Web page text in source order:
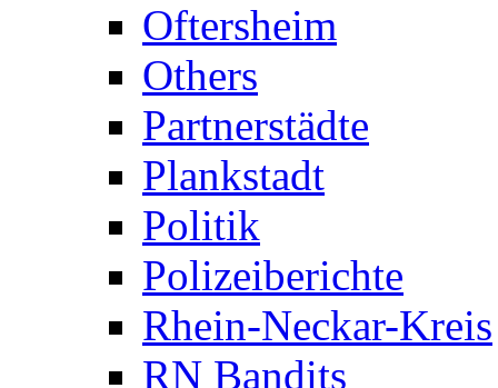
Oftersheim
Others
Partnerstädte
Plankstadt
Politik
Polizeiberichte
Rhein-Neckar-Kreis
RN Bandits